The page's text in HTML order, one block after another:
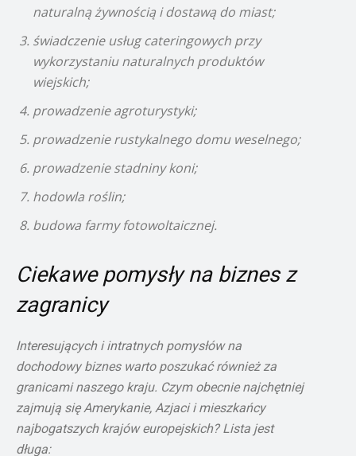
naturalną żywnością i dostawą do miast;
świadczenie usług cateringowych przy
wykorzystaniu naturalnych produktów
wiejskich;
prowadzenie agroturystyki;
prowadzenie rustykalnego domu weselnego;
prowadzenie stadniny koni;
hodowla roślin;
budowa farmy fotowoltaicznej.
Ciekawe pomysły na biznes z
zagranicy
Interesujących i intratnych pomysłów na
dochodowy biznes warto poszukać również za
granicami naszego kraju. Czym obecnie najchętniej
zajmują się Amerykanie, Azjaci i mieszkańcy
najbogatszych krajów europejskich? Lista jest
długa: